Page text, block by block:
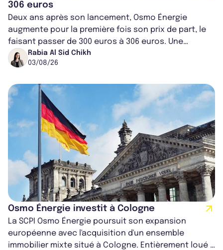
306 euros
Deux ans après son lancement, Osmo Énergie
augmente pour la première fois son prix de part, le
faisant passer de 300 euros à 306 euros. Une
décision qui intervient alors que son pa...
Rabia Al Sid Chikh
03/08/26
Osmo Énergie investit à Cologne
La SCPI Osmo Énergie poursuit son expansion
européenne avec l'acquisition d'un ensemble
immobilier mixte situé à Cologne. Entièrement loué à